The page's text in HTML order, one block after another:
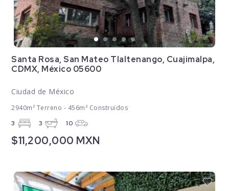
Santa Rosa, San Mateo Tlaltenango, Cuajimalpa,
CDMX, México 05600
Ciudad de México
2940m² Terreno - 456m² Construidos
3 3 10
$11,200,000 MXN